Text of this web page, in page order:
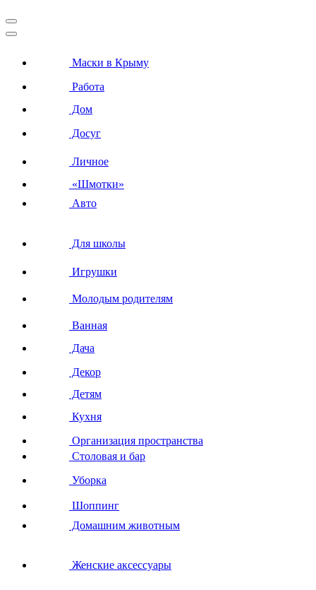
Маски в Крыму
Работа
Дом
Досуг
Личное
«Шмотки»
Авто
Для школы
Игрушки
Молодым родителям
Ванная
Дача
Декор
Детям
Кухня
Организация пространства
Столовая и бар
Уборка
Шоппинг
Домашним животным
Женские аксессуары